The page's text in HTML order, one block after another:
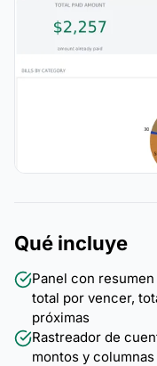
Qué incluye
Panel con
total por vencer,
próximas
Rastreador de
montos y